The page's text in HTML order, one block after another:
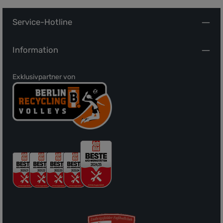
Service-Hotline
Information
Exklusivpartner von